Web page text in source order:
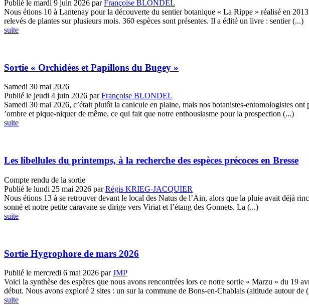
Publié le mardi 9 juin 2026 parFrançoise BLONDEL
Nous étions 10 à Lantenay pour la découverte du sentier botanique « La Rippe » réalisé en
relevés de plantes sur plusieurs mois. 360 espèces sont présentes. Il a édité un livre : sentier (...)
suite
Sortie « Orchidées et Papillons du Bugey »
Samedi 30 mai 2026
Publié le jeudi 4 juin 2026 parFrançoise BLONDEL
Samedi 30 mai 2026, c’était plutôt la canicule en plaine, mais nos botanistes-entomologistes
’ombre et pique-niquer de même, ce qui fait que notre enthousiasme pour la prospection (...)
suite
Les libellules du printemps, à la recherche des espèces précoces en Bresse
Compte rendu de la sortie
Publié le lundi 25 mai 2026 parRégis KRIEG-JACQUIER
Nous étions 13 à se retrouver devant le local des Natus de l’Ain, alors que la pluie avait déjà
sonné et notre petite caravane se dirige vers Viriat et l’étang des Gonnets. La (...)
suite
Sortie Hygrophore de mars 2026
Publié le mercredi 6 mai 2026 parJMP
Voici la synthèse des espères que nous avons rencontrées lors ce notre sortie « Marzu » du 19
début. Nous avons exploré 2 sites : un sur la commune de Bons-en-Chablais (altitude autour de
suite